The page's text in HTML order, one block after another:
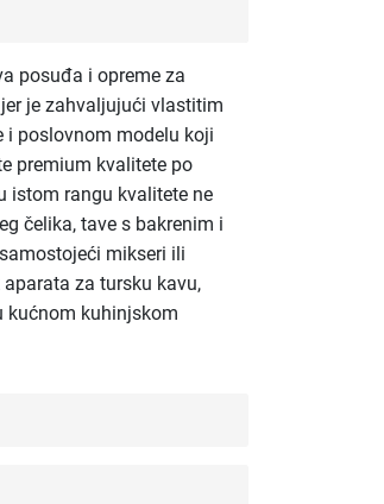
posuđa i opreme za
je zahvaljujući vlastitim
i poslovnom modelu koji
premium kvalitete po
istom rangu kvalitete ne
čelika, tave s bakrenim i
mikseri ili
za tursku kavu,
kućnom kuhinjskom